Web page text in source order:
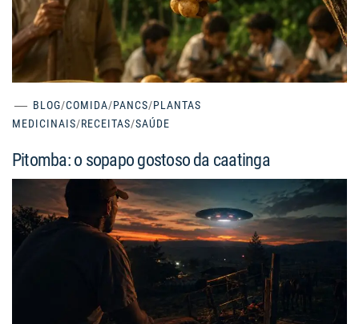
BLOG/COMIDA/PANCS/PLANTAS
MEDICINAIS/RECEITAS/SAÚDE
Pitomba: o sopapo gostoso da caatinga